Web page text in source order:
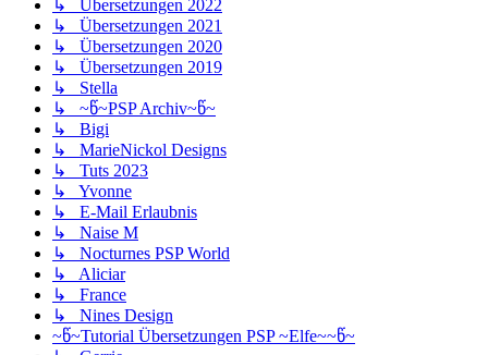
↳ Übersetzungen 2022
↳ Übersetzungen 2021
↳ Übersetzungen 2020
↳ Übersetzungen 2019
↳ Stella
↳ ~წ~PSP Archiv~წ~
↳ Bigi
↳ MarieNickol Designs
↳ Tuts 2023
↳ Yvonne
↳ E-Mail Erlaubnis
↳ Naise M
↳ Nocturnes PSP World
↳ Aliciar
↳ France
↳ Nines Design
~წ~Tutorial Übersetzungen PSP ~Elfe~~წ~